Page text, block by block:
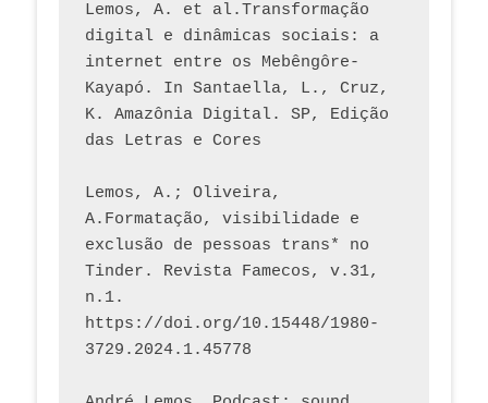
Lemos, A. et al.Transformação
digital e dinâmicas sociais: a
internet entre os Mebêngôre-
Kayapó. In Santaella, L., Cruz,
K. Amazônia Digital. SP, Edição
das Letras e Cores
Lemos, A.; Oliveira,
A.Formatação, visibilidade e
exclusão de pessoas trans* no
Tinder. Revista Famecos, v.31,
n.1.
https://doi.org/10.15448/1980-
3729.2024.1.45778